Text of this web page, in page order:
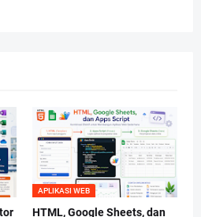
APLIKASI WEB
HTML, Google Sheets, dan